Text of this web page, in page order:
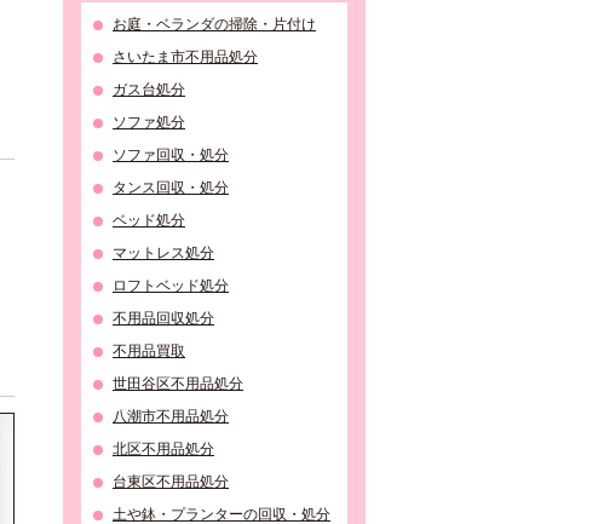
お庭・ベランダの掃除・片付け
さいたま市不用品処分
ガス台処分
ソファ処分
ソファ回収・処分
タンス回収・処分
ベッド処分
マットレス処分
ロフトベッド処分
不用品回収処分
不用品買取
世田谷区不用品処分
八潮市不用品処分
北区不用品処分
台東区不用品処分
土や鉢・プランターの回収・処分